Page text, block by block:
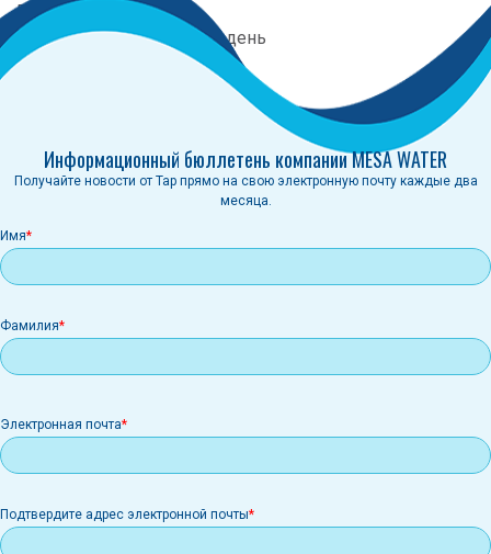
Расположение:
Категория:Праздничный день
Информационный бюллетень компании MESA WATER
Получайте новости от Tap прямо на свою электронную почту каждые два
месяца.
Имя
Фамилия
Электронная
почта
Электронная почта
Подтвердите адрес электронной почты